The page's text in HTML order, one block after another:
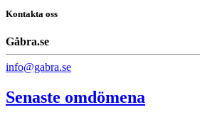
Kontakta oss
Gåbra.se
info@gabra.se
Senaste omdömena